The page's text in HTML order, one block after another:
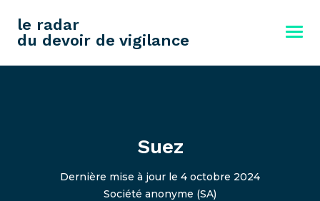
le radar
du devoir de vigilance
Suez
Dernière mise à jour le 4 octobre 2024
Société anonyme (SA)